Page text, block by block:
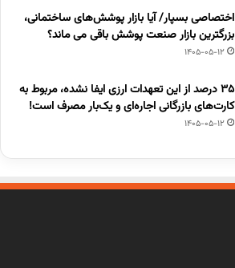
اختصاصی بسپار/ آیا بازار پوشش‌های ساختمانی،
بزرگترین بازار صنعت پوشش باقی می ماند؟
1405-05-12
۳۵ درصد از این تعهدات ارزی ایفا نشده، مربوط به
کارت‌های بازرگانی اجاره‌ای و یک‌بار مصرف است!
1405-05-12